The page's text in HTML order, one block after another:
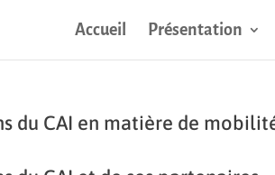
Accueil Présentation
du CAI en matière de